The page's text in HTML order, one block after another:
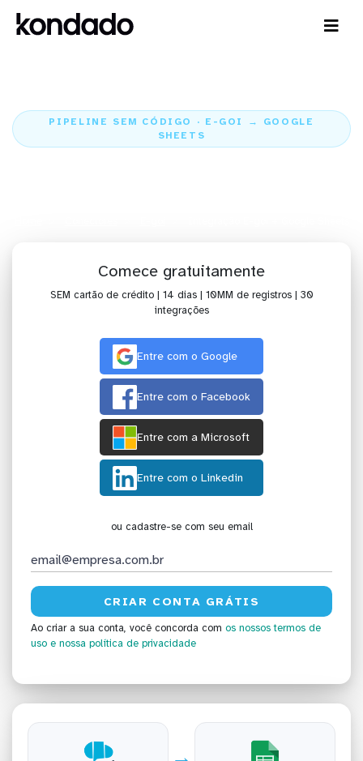
PIPELINE SEM CÓDIGO · E-GOI → GOOGLE
SHEETS
Comece gratuitamente
SEM cartão de crédito | 14 dias | 10MM de registros | 30
integrações
Entre com o Google
Entre com o Facebook
Entre com a Microsoft
Entre com o Linkedin
ou cadastre-se com seu email
Ao criar a sua conta, você concorda com os nossos termos de
uso e nossa política de privacidade